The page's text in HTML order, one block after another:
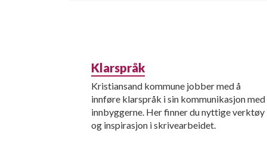
Klarspråk
Kristiansand kommune jobber med å
innføre klarspråk i sin kommunikasjon med
innbyggerne. Her finner du nyttige verktøy
og inspirasjon i skrivearbeidet.